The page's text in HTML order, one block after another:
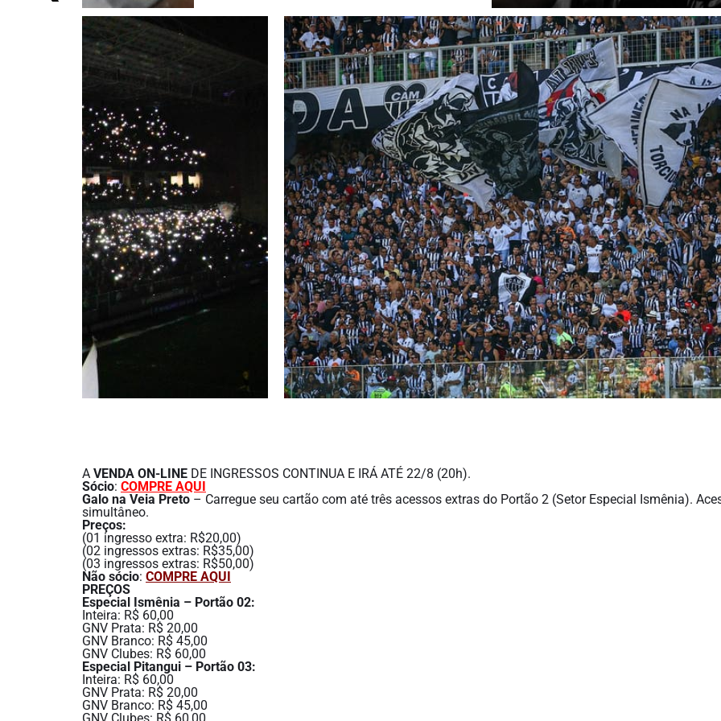
A VENDA ON-LINE DE INGRESSOS CONTINUA E IRÁ ATÉ 22/8 (20h).
Sócio: COMPRE AQUI
Galo na Veia Preto – Carregue seu cartão com até três acessos extras do Portão 2 (Setor Especial Ismênia).
simultâneo.
Preços:
(01 ingresso extra: R$20,00)
(02 ingressos extras: R$35,00)
(03 ingressos extras: R$50,00)
Não sócio: COMPRE AQUI
PREÇOS
Especial Ismênia – Portão 02:
Inteira: R$ 60,00
GNV Prata: R$ 20,00
GNV Branco: R$ 45,00
GNV Clubes: R$ 60,00
Especial Pitangui – Portão 03:
Inteira: R$ 60,00
GNV Prata: R$ 20,00
GNV Branco: R$ 45,00